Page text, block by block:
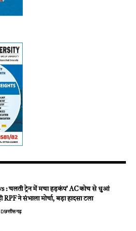
: चलती ट्रेन में मचा हड़कंप’ AC कोच से धुआं
RPF ने संभाला मोर्चा, बड़ा हादसा टला
छत्तीसगढ़